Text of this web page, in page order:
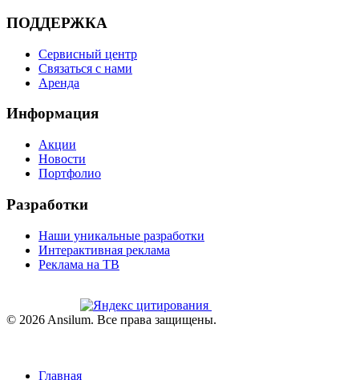
ПОДДЕРЖКА
Сервисный центр
Связаться с нами
Аренда
Информация
Акции
Новости
Портфолио
Разработки
Наши уникальные разработки
Интерактивная реклама
Реклама на ТВ
© 2026 Ansilum. Все права защищены.
Главная